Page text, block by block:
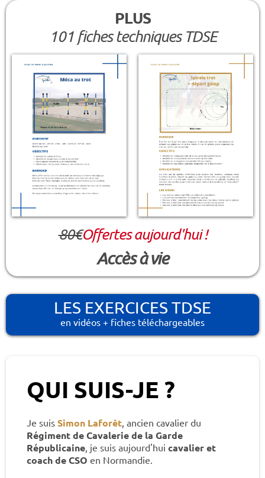
PLUS
101 fiches techniques TDSE
80€Offertes aujourd'hui !
Accès à vie
LES EXERCICES TDSE
en vidéos + fiches téléchargeables
QUI SUIS-JE ?
Je suis Simon Laforêt, ancien cavalier du
Régiment de Cavalerie de la Garde
Républicaine, je suis aujourd'hui cavalier et
coach de CSO en Normandie.